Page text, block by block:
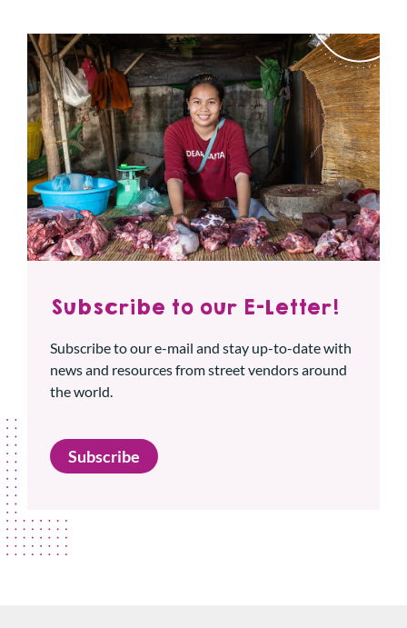
Subscribe to our E-Letter!
Subscribe to our e-mail and stay up-to-date with
news and resources from street vendors around
the world.
Subscribe